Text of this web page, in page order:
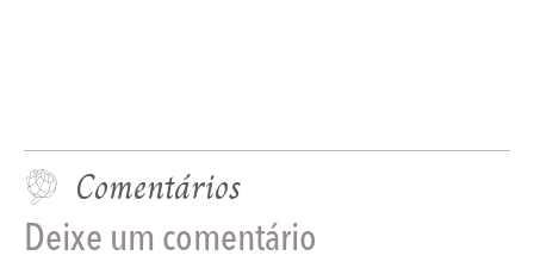
Comentários
Deixe um comentário